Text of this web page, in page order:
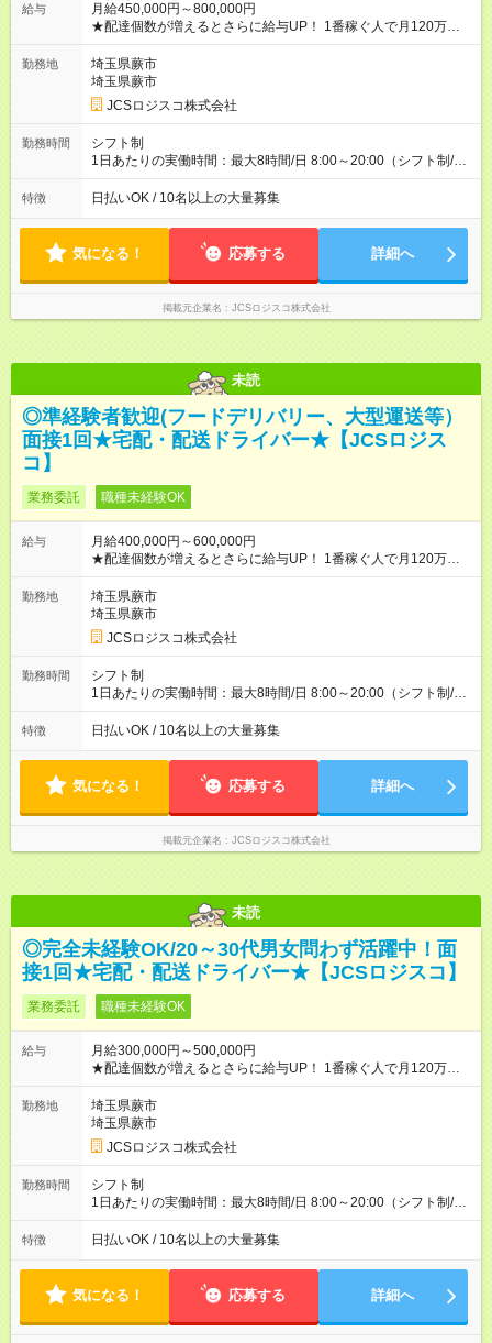
給与
月給450,000円～800,000円
★配達個数が増えるとさらに給与UP！ 1番稼ぐ人で月120万ほ
ど！ ・主要都市エリア 月収55万円／週5日稼働 月収65万~112
万円／週6日稼働 ・地方郊外エリア 月収40万円／週5日稼働 月
収40万円~50万円／週6日稼働 ＜モデルイメージ＞ ■月収50万
円 (27歳男性/江東区在住)※元建築関係 1日150個配達×25日勤務
(日休み) ■月収80万円(43歳男性/墨田区在住)※元営業 1日200個
勤務地
埼玉県蕨市
埼玉県蕨市
JCSロジスコ株式会社
勤務時間
シフト制
1日あたりの実働時間：最大8時間/日 8:00～20:00（シフト制/実
働8時間） ※週5日勤務（場所次第では週4も有り） ※配達状況に
よって時間外での勤務可能性有り ※案件により多少の前後あり
特徴 日払いOK / 10名以上の大量募集
気になる！ 応募する 詳細へ
掲載元企業名 JCSロジスコ株式会社
未読
◎準経験者歓迎(フードデリバリー、大型運送等）
面接1回★宅配・配送ドライバー★【JCSロジス
コ】
業務委託 職種未経験OK
給与
月給400,000円～600,000円
★配達個数が増えるとさらに給与UP！ 1番稼ぐ人で月120万ほ
ど！ ・主要都市エリア 月収55万円／週5日稼働 月収65万~112
万円／週6日稼働 ・地方郊外エリア 月収40万円／週5日稼働 月
収40万円~50万円／週6日稼働 ＜モデルイメージ＞ ■月収50万
円 (27歳男性/江東区在住)※元建築関係 1日150個配達×25日勤務
(日休み) ■月収80万円(43歳男性/墨田区在住)※元営業 1日200個
勤務地
埼玉県蕨市
埼玉県蕨市
JCSロジスコ株式会社
勤務時間
シフト制
1日あたりの実働時間：最大8時間/日 8:00～20:00（シフト制/実
働8時間） ※週5日勤務（場所次第では週4も有り） ※配達状況に
よって時間外での勤務可能性有り ※案件により多少の前後あり
特徴 日払いOK / 10名以上の大量募集
気になる！ 応募する 詳細へ
掲載元企業名 JCSロジスコ株式会社
未読
◎完全未経験OK/20～30代男女問わず活躍中！面
接1回★宅配・配送ドライバー★【JCSロジスコ】
業務委託 職種未経験OK
給与
月給300,000円～500,000円
★配達個数が増えるとさらに給与UP！ 1番稼ぐ人で月120万ほ
ど！ ・主要都市エリア 月収55万円／週5日稼働 月収65万~112
万円／週6日稼働 ・地方郊外エリア 月収40万円／週5日稼働 月
収40万円~50万円／週6日稼働 ＜モデルイメージ＞ ■月収50万
円 (27歳男性/江東区在住)※元建築関係 1日150個配達×25日勤務
(日休み) ■月収80万円(43歳男性/墨田区在住)※元営業 1日200個
勤務地
埼玉県蕨市
埼玉県蕨市
JCSロジスコ株式会社
勤務時間
シフト制
1日あたりの実働時間：最大8時間/日 8:00～20:00（シフト制/実
働8時間） ※週5日勤務（場所次第では週4も有り） ※配達状況に
よって時間外での勤務可能性有り ※案件により多少の前後あり
特徴 日払いOK / 10名以上の大量募集
気になる！ 応募する 詳細へ